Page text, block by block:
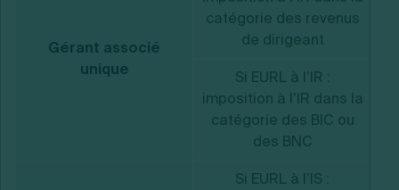
Gérant associé
unique
catégorie des revenus
de dirigeant
Si EURL à l’IR :
imposition à l’IR dans la
catégorie des BIC ou
des BNC
Si EURL à l’IS :